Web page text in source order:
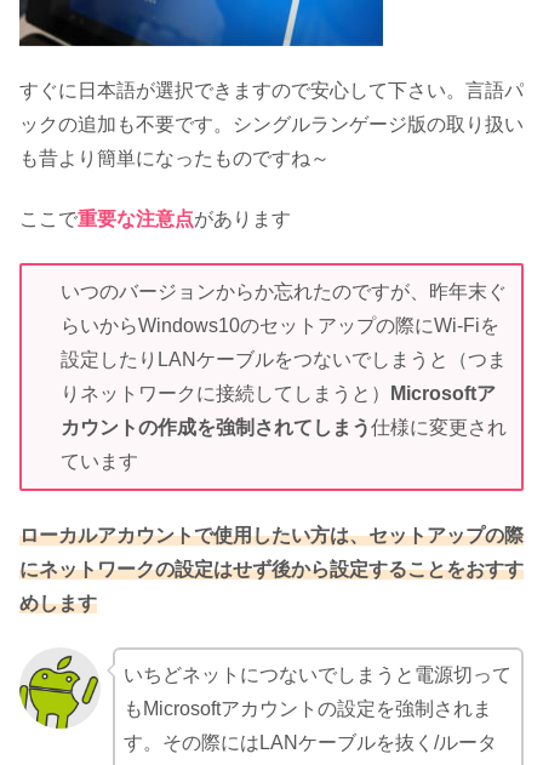
すぐに日本語が選択できますので安心して下さい。言語パ
ックの追加も不要です。シングルランゲージ版の取り扱い
も昔より簡単になったものですね～
ここで重要な注意点があります
いつのバージョンからか忘れたのですが、昨年末ぐ
らいからWindows10のセットアップの際にWi-Fiを
設定したりLANケーブルをつないでしまうと（つま
りネットワークに接続してしまうと）
Microsoftア
カウントの作成を強制されてしまう仕様に変更され
ています
ローカルアカウントで使用したい方は、セットアップの際
にネットワークの設定はせず後から設定することをおすす
めします
いちどネットにつないでしまうと電源切って
もMicrosoftアカウントの設定を強制されま
す。その際にはLANケーブルを抜く/ルータ